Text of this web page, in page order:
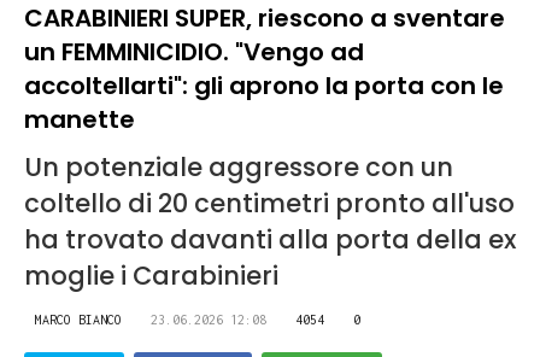
CARABINIERI SUPER, riescono a sventare
un FEMMINICIDIO. "Vengo ad
accoltellarti": gli aprono la porta con le
manette
Un potenziale aggressore con un
coltello di 20 centimetri pronto all'uso
ha trovato davanti alla porta della ex
moglie i Carabinieri
MARCO BIANCO 23.06.2026 12:08 4054 0